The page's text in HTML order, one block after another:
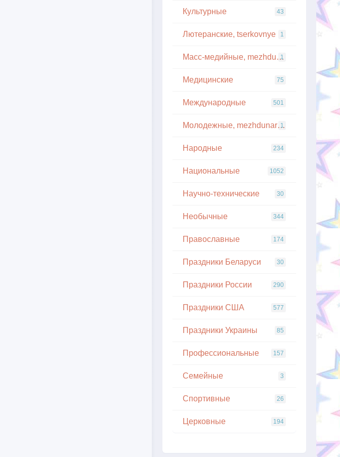
Культурные 43
Лютеранские, tserkovnye 1
Масс-медийные, mezhdunarodnye
1
Медицинские 75
Международные 501
Молодежные, mezhdunarodnye
1
Народные 234
Национальные 1052
Научно-технические 30
Необычные 344
Православные 174
Праздники Беларуси 30
Праздники России 290
Праздники США 577
Праздники Украины 85
Профессиональные 157
Семейные 3
Спортивные 26
Церковные 194